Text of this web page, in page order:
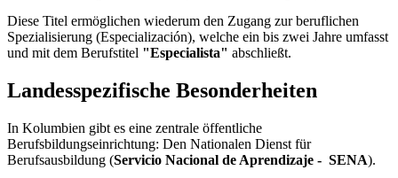
Diese Titel ermöglichen wiederum den Zugang zur beruflichen
Spezialisierung (Especialización), welche ein bis zwei Jahre umfasst
und mit dem Berufstitel "Especialista" abschließt.
Landesspezifische Besonderheiten
In Kolumbien gibt es eine zentrale öffentliche
Berufsbildungseinrichtung: Den Nationalen Dienst für
Berufsausbildung (Servicio Nacional de Aprendizaje - SENA).